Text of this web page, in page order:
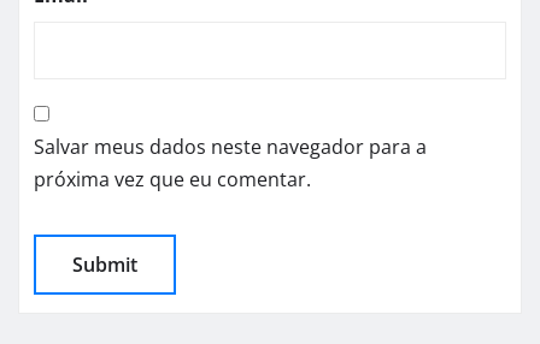
Salvar meus dados neste navegador para a
próxima vez que eu comentar.